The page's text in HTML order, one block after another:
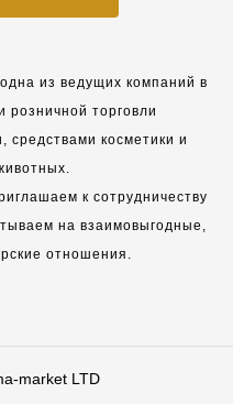
из ведущих компаний в
розничной торговли
косметики и
к сотрудничеству
на взаимовыгодные,
отношения.
market LTD